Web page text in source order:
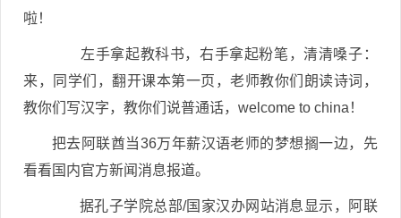
啦！
左手拿起教科书，右手拿起粉笔，清清嗓子：
来，同学们，翻开课本第一页，老师教你们朗读诗词，
教你们写汉字，教你们说普通话，welcome to china！
把去阿联酋当36万年薪汉语老师的梦想搁一边，先
看看国内官方新闻消息报道。
据孔子学院总部/国家汉办网站消息显示，阿联